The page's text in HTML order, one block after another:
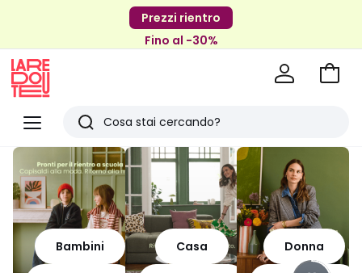
Prezzi rientro
Fino al -30%
Menu
Redoute
Ricerca
Ultimi
articoli
visti
Vai
Bambini Casa Donna